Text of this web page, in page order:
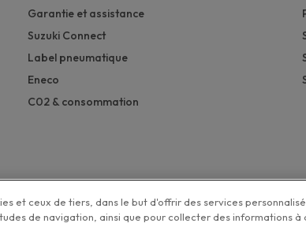
Garantie et assistance
Suzuki Connect
Label pneumatique
Eneco
C02 & consommation
et ceux de tiers, dans le but d'offrir des services
de navigation, ainsi que pour collecter des informations à